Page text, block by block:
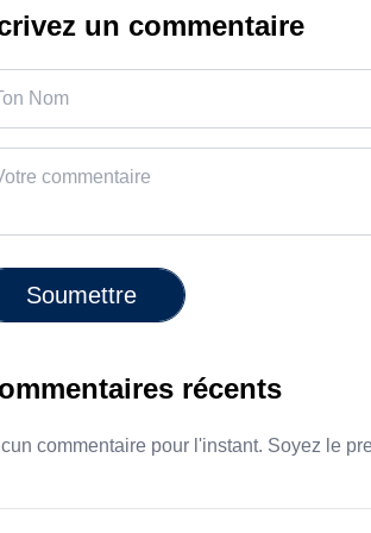
un commentaire
Soumettre
récents
commentaire pour l'instant. Soyez le